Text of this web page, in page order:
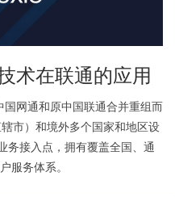
术在联通的应用
网通和原中国联通合并重组而
市）和境外多个国家和地区设
务接入点，拥有覆盖全国、通
服务体系。